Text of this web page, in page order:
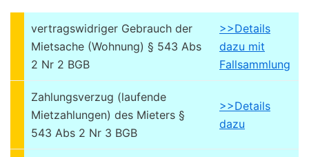
vertragswidriger Gebrauch der
Mietsache (Wohnung) § 543 Abs
2 Nr 2 BGB
>>Details
dazu mit
Fallsammlung
Zahlungsverzug (laufende
Mietzahlungen) des Mieters §
543 Abs 2 Nr 3 BGB
>>Details
dazu